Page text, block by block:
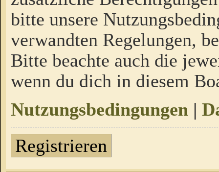
bitte unsere
verwandten Regelungen,
Bitte beachte auch die
wenn du dich in diesem
Nutzungsbedingungen |
Registrieren